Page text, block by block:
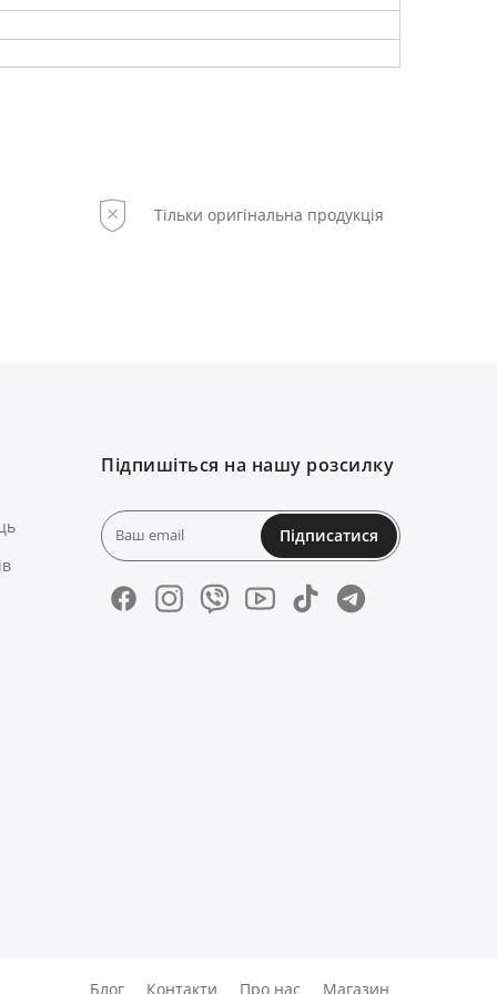
Тільки оригінальна продукція
Підпишіться на нашу розсилку
Підписатися
Магазин
Про нас
Контакти
Блог